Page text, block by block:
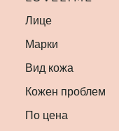
Лице
Марки
Вид кожа
Кожен проблем
По цена